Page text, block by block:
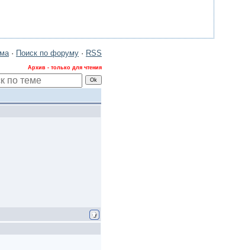
· Поиск по форуму · RSS
Архив - только для чтения